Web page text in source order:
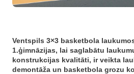
Ventspils 3×3 basketbola
1.ģimnāzijas, lai saglabātu
konstrukcijas kvalitāti, ir veikta
demontāža un basketbola grozu